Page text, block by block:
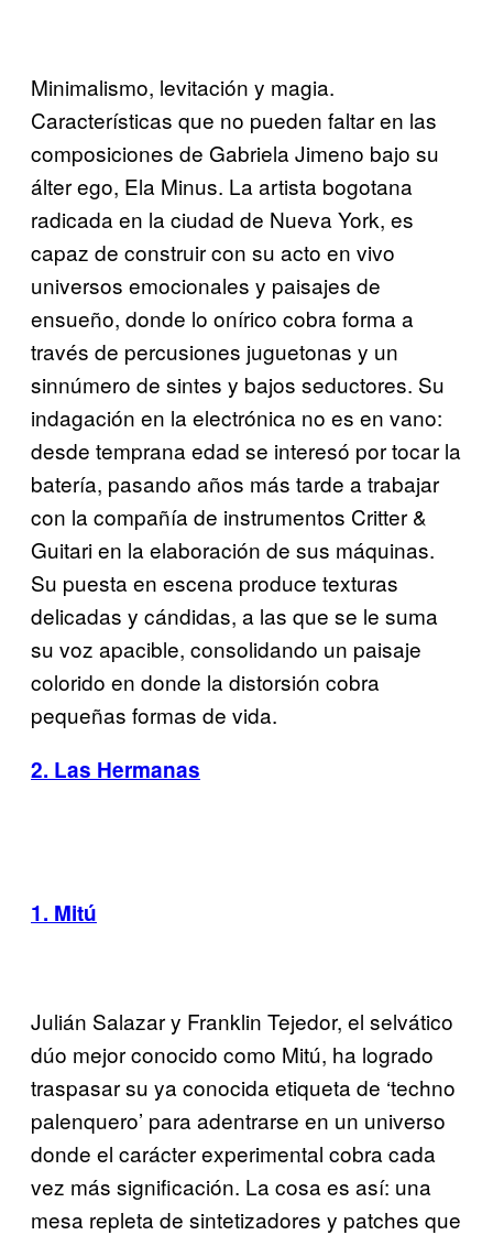
Minimalismo, levitación y magia.
Características que no pueden faltar en las
composiciones de Gabriela Jimeno bajo su
álter ego, Ela Minus. La artista bogotana
radicada en la ciudad de Nueva York, es
capaz de construir con su acto en vivo
universos emocionales y paisajes de
ensueño, donde lo onírico cobra forma a
través de percusiones juguetonas y un
sinnúmero de sintes y bajos seductores. Su
indagación en la electrónica no es en vano:
desde temprana edad se interesó por tocar la
batería, pasando años más tarde a trabajar
con la compañía de instrumentos Critter &
Guitari en la elaboración de sus máquinas.
Su puesta en escena produce texturas
delicadas y cándidas, a las que se le suma
su voz apacible, consolidando un paisaje
colorido en donde la distorsión cobra
pequeñas formas de vida.
2. Las Hermanas
1. Mitú
Julián Salazar y Franklin Tejedor, el selvático
dúo mejor conocido como Mitú, ha logrado
traspasar su ya conocida etiqueta de ‘techno
palenquero’ para adentrarse en un universo
donde el carácter experimental cobra cada
vez más significación. La cosa es así: una
mesa repleta de sintetizadores y patches que